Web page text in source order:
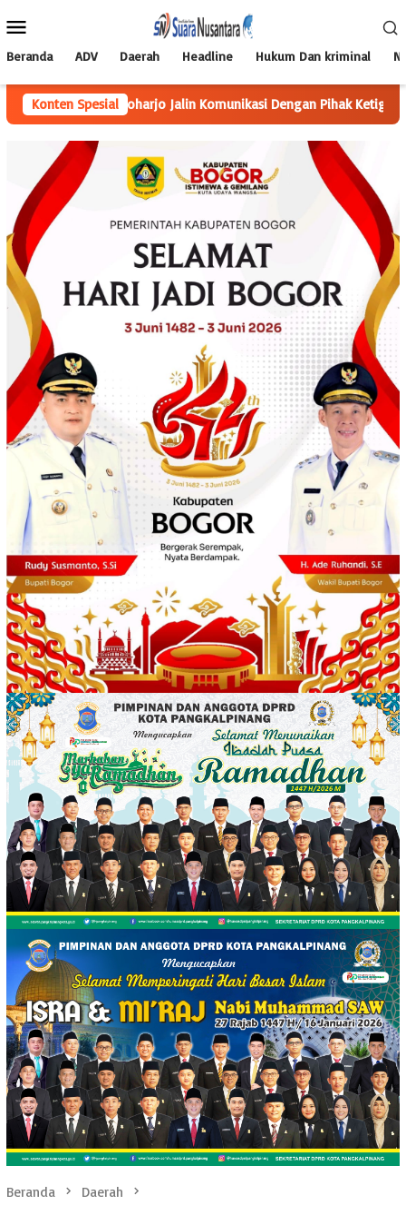
ke
Mobile
Beranda ADV Daerah Headline Hukum Dan kriminal
Konten Spesial
Jalin Komunikasi Dengan Pihak Ketiga, Perbaiki Sarana
Beranda Daerah